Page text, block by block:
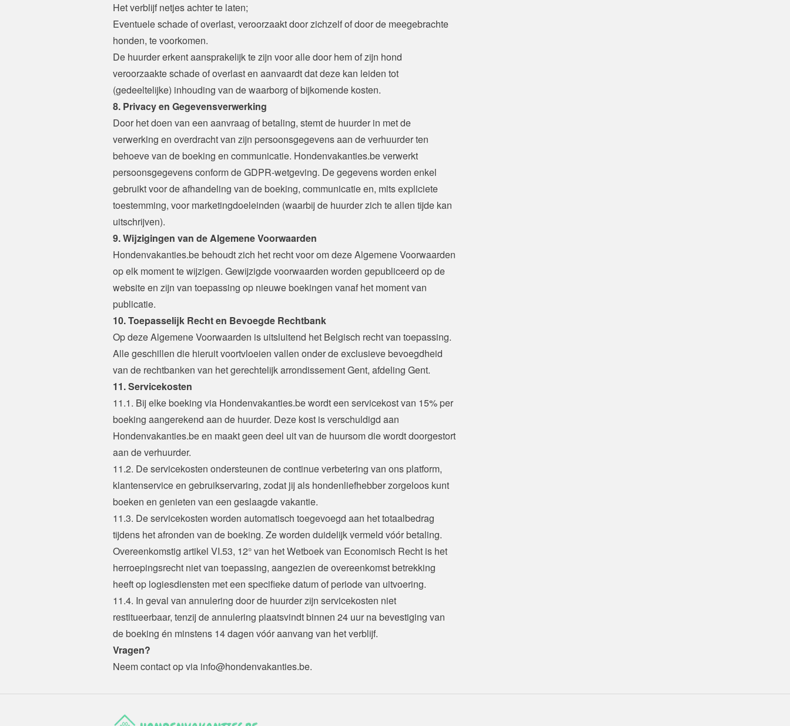
Het verblijf netjes achter te laten;
Eventuele schade of overlast, veroorzaakt door zichzelf of door de meegebrachte
honden, te voorkomen.
De huurder erkent aansprakelijk te zijn voor alle door hem of zijn hond
veroorzaakte schade of overlast en aanvaardt dat deze kan leiden tot
(gedeeltelijke) inhouding van de waarborg of bijkomende kosten.
8. Privacy en Gegevensverwerking
Door het doen van een aanvraag of betaling, stemt de huurder in met de
verwerking en overdracht van zijn persoonsgegevens aan de verhuurder ten
behoeve van de boeking en communicatie. Hondenvakanties.be verwerkt
persoonsgegevens conform de GDPR-wetgeving. De gegevens worden enkel
gebruikt voor de afhandeling van de boeking, communicatie en, mits expliciete
toestemming, voor marketingdoeleinden (waarbij de huurder zich te allen tijde kan
uitschrijven).
9. Wijzigingen van de Algemene Voorwaarden
Hondenvakanties.be behoudt zich het recht voor om deze Algemene Voorwaarden
op elk moment te wijzigen. Gewijzigde voorwaarden worden gepubliceerd op de
website en zijn van toepassing op nieuwe boekingen vanaf het moment van
publicatie.
10. Toepasselijk Recht en Bevoegde Rechtbank
Op deze Algemene Voorwaarden is uitsluitend het Belgisch recht van toepassing.
Alle geschillen die hieruit voortvloeien vallen onder de exclusieve bevoegdheid
van de rechtbanken van het gerechtelijk arrondissement Gent, afdeling Gent.
11. Servicekosten
11.1. Bij elke boeking via Hondenvakanties.be wordt een servicekost van 15% per
boeking aangerekend aan de huurder. Deze kost is verschuldigd aan
Hondenvakanties.be en maakt geen deel uit van de huursom die wordt doorgestort
aan de verhuurder.
11.2. De servicekosten ondersteunen de continue verbetering van ons platform,
klantenservice en gebruikservaring, zodat jij als hondenliefhebber zorgeloos kunt
boeken en genieten van een geslaagde vakantie.
11.3. De servicekosten worden automatisch toegevoegd aan het totaalbedrag
tijdens het afronden van de boeking. Ze worden duidelijk vermeld vóór betaling.
Overeenkomstig artikel VI.53, 12° van het Wetboek van Economisch Recht is het
herroepingsrecht niet van toepassing, aangezien de overeenkomst betrekking
heeft op logiesdiensten met een specifieke datum of periode van uitvoering.
11.4. In geval van annulering door de huurder zijn servicekosten niet
restitueerbaar, tenzij de annulering plaatsvindt binnen 24 uur na bevestiging van
de boeking én minstens 14 dagen vóór aanvang van het verblijf.
Vragen?
Neem contact op via info@hondenvakanties.be.